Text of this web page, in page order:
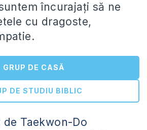
încurajați să ne
cu dragoste,
GRUP DE CASĂ
DE STUDIU BIBLIC
Taekwon-Do